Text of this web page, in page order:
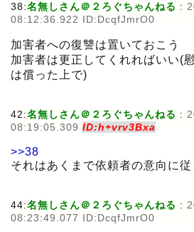
38:名無しさん＠２ろぐちゃんねる :
08:12:36.922 ID:DcqfJmrO0
加害者への復讐は置いておこう
加害者は更正してくれればいい(
は償った上で)
42:名無しさん＠２ろぐちゃんねる :
08:19:05.309 ID:h+vrv3Bxa
>>38
それはあくまで依頼者の意向に従
44:名無しさん＠２ろぐちゃんねる :
08:23:49.077 ID:DcqfJmrO0